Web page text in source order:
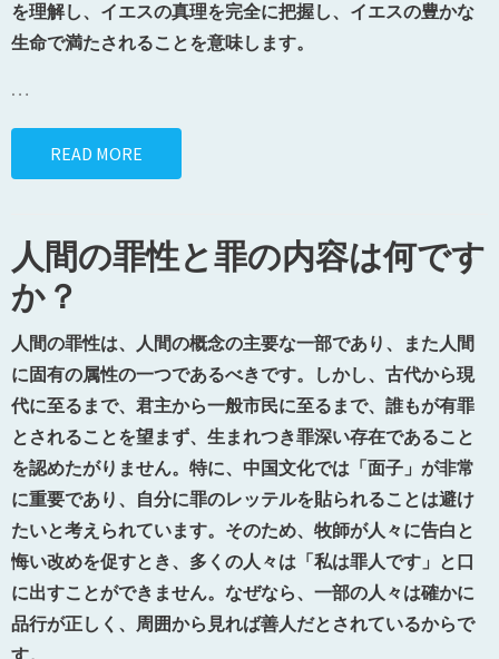
を理解し、イエスの真理を完全に把握し、イエスの豊かな
生命で満たされることを意味します。
…
READ MORE
人間の罪性と罪の内容は何です
か？
人間の罪性は、人間の概念の主要な一部であり、また人間
に固有の属性の一つであるべきです。しかし、古代から現
代に至るまで、君主から一般市民に至るまで、誰もが有罪
とされることを望まず、生まれつき罪深い存在であること
を認めたがりません。特に、中国文化では「面子」が非常
に重要であり、自分に罪のレッテルを貼られることは避け
たいと考えられています。そのため、牧師が人々に告白と
悔い改めを促すとき、多くの人々は「私は罪人です」と口
に出すことができません。なぜなら、一部の人々は確かに
品行が正しく、周囲から見れば善人だとされているからで